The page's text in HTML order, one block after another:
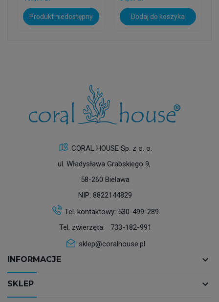
Produkt niedostępny Dodaj do koszyka
CORAL HOUSE Sp. z o. o.
ul. Władysława Grabskiego 9,
58-260 Bielawa
NIP: 8822144829
Tel. kontaktowy: 530-499-289
Tel. zwierzęta: 733-182-991
sklep@coralhouse.pl
INFORMACJE keyboard_arrow_down
SKLEP keyboard_arrow_down